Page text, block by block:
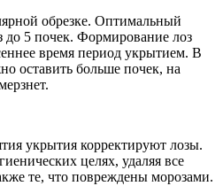
обрезке. Оптимальный
до 5 почек. Формирование лоз
время период укрытием. В
оставить больше почек, на
укрытия корректируют лозы.
целях, удаляя все
те, что повреждены морозами.